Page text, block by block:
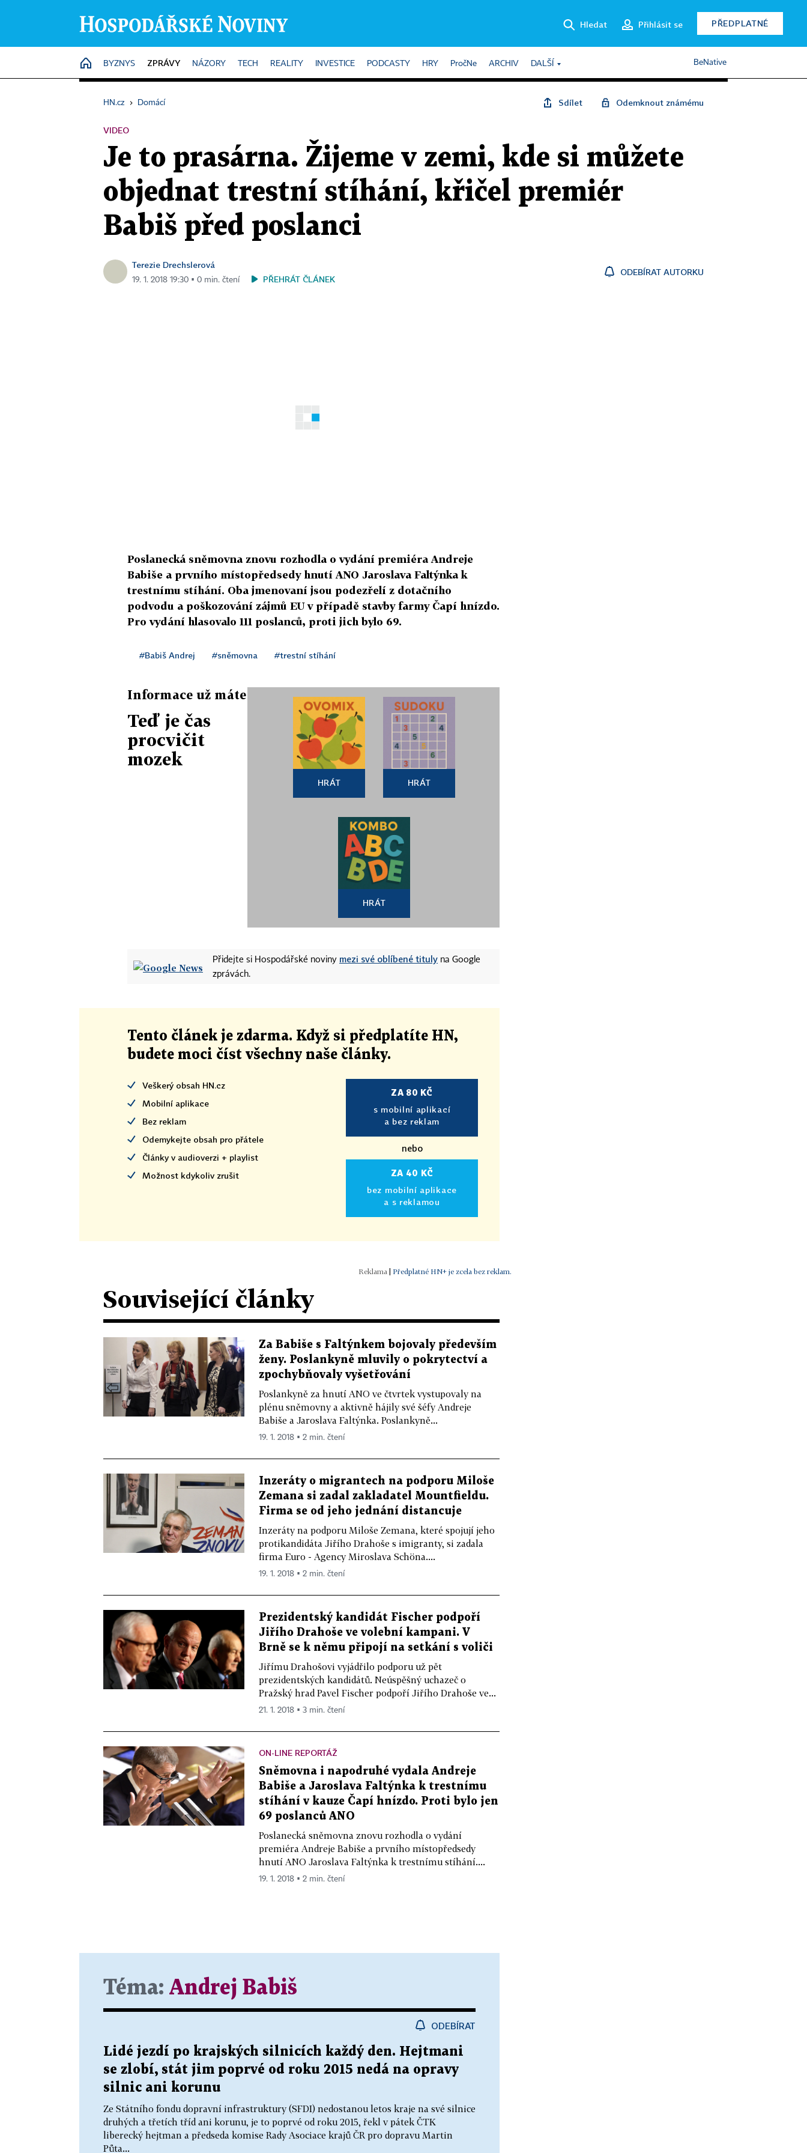
Hledat Přihlásit se PŘEDPLATNÉ
HOME
BYZNYS ZPRÁVY NÁZORY TECH REALITY INVESTICE PODCASTY HRY PročNe ARCHIV DALŠÍ BeNative
HN.cz › Domácí Sdílet Odemknout známému
VIDEO
Je to prasárna. Žijeme v zemi, kde si můžete
objednat trestní stíhání, křičel premiér
Babiš před poslanci
Terezie Drechslerová
19. 1. 2018 19:30 ▪ 0 min. čtení PŘEHRÁT ČLÁNEK
ODEBÍRAT AUTORKU
Poslanecká sněmovna znovu rozhodla o vydání premiéra Andreje
Babiše a prvního místopředsedy hnutí ANO Jaroslava Faltýnka k
trestnímu stíhání. Oba jmenovaní jsou podezřelí z dotačního
podvodu a poškozování zájmů EU v případě stavby farmy Čapí hnízdo.
Pro vydání hlasovalo 111 poslanců, proti jich bylo 69.
#Babiš Andrej #sněmovna #trestní stíhání
Informace už máte
Teď je čas
procvičit
mozek
HRÁT HRÁT
HRÁT
Přidejte si Hospodářské noviny mezi své oblíbené tituly na Google
zprávách.
Tento článek je zdarma. Když si předplatíte HN,
budete moci číst všechny naše články.
Veškerý obsah HN.cz
Mobilní aplikace
Bez reklam
Odemykejte obsah pro přátele
Články v audioverzi + playlist
Možnost kdykoliv zrušit
ZA 80 KČ
s mobilní aplikací
a bez reklam
nebo
ZA 40 KČ
bez mobilní aplikace
a s reklamou
| Předplatné HN+ je zcela bez reklam.
Související články
Za Babiše s Faltýnkem bojovaly především
ženy. Poslankyně mluvily o pokrytectví a
zpochybňovaly vyšetřování
Poslankyně za hnutí ANO ve čtvrtek vystupovaly na
plénu sněmovny a aktivně hájily své šéfy Andreje
Babiše a Jaroslava Faltýnka. Poslankyně...
19. 1. 2018 ▪ 2 min. čtení
Inzeráty o migrantech na podporu Miloše
Zemana si zadal zakladatel Mountfieldu.
Firma se od jeho jednání distancuje
Inzeráty na podporu Miloše Zemana, které spojují jeho
protikandidáta Jiřího Drahoše s imigranty, si zadala
firma Euro - Agency Miroslava Schöna....
19. 1. 2018 ▪ 2 min. čtení
Prezidentský kandidát Fischer podpoří
Jiřího Drahoše ve volební kampani. V
Brně se k němu připojí na setkání s voliči
Jiřímu Drahošovi vyjádřilo podporu už pět
prezidentských kandidátů. Neúspěšný uchazeč o
Pražský hrad Pavel Fischer podpoří Jiřího Drahoše ve...
21. 1. 2018 ▪ 3 min. čtení
ON-LINE REPORTÁŽ
Sněmovna i napodruhé vydala Andreje
Babiše a Jaroslava Faltýnka k trestnímu
stíhání v kauze Čapí hnízdo. Proti bylo jen
69 poslanců ANO
Poslanecká sněmovna znovu rozhodla o vydání
premiéra Andreje Babiše a prvního místopředsedy
hnutí ANO Jaroslava Faltýnka k trestnímu stíhání....
19. 1. 2018 ▪ 2 min. čtení
Téma: Andrej Babiš
ODEBÍRAT
Lidé jezdí po krajských silnicích každý den. Hejtmani
se zlobí, stát jim poprvé od roku 2015 nedá na opravy
silnic ani korunu
Ze Státního fondu dopravní infrastruktury (SFDI) nedostanou letos kraje na své silnice
druhých a třetích tříd ani korunu, je to poprvé od roku 2015, řekl v pátek ČTK
liberecký hejtman a předseda komise Rady Asociace krajů ČR pro dopravu Martin
Půta...